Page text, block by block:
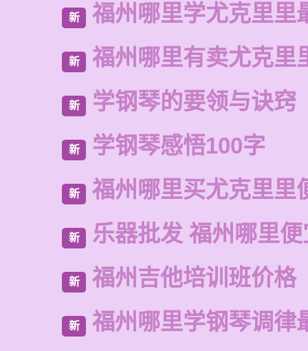
新 福州哪里学尤克里里
新 福州哪里有卖尤克里
新 学钢琴的要领与诀窍
新 学钢琴感悟100字
新 福州哪里买尤克里里
新 乐器批发 福州哪里
新 福州吉他培训班价格
新 福州哪里学钢琴调律